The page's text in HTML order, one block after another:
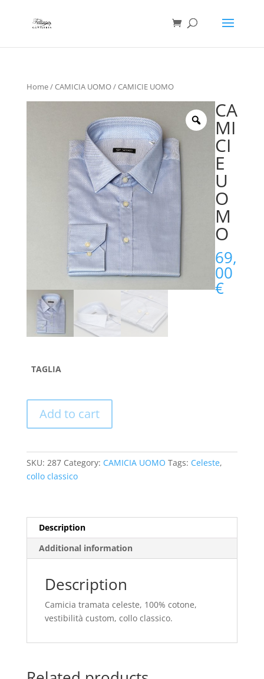
Home/CAMICIA UOMO/ CAMICIE UOMO
CA
MI
CI
E
U
O
M
O
69,
00
€
TAGLIA
Add to cart
SKU: 287 Category: CAMICIA UOMO Tags: Celeste,
collo classico
Description
Additional information
Description
Camicia tramata celeste, 100% cotone,
vestibilità custom, collo classico.